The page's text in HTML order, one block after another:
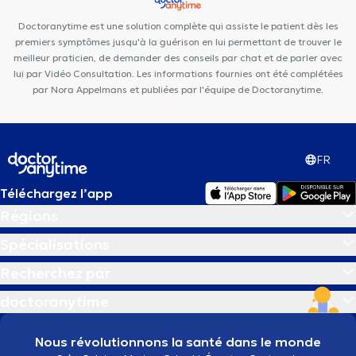
Doctoranytime est une solution complète qui assiste le patient dès les
premiers symptômes jusqu'à la guérison en lui permettant de trouver le
meilleur praticien, de demander des conseils par chat et de parler avec
lui par Vidéo Consultation. Les informations fournies ont été complétées
par Nora Appelmans et publiées par l'équipe de Doctoranytime.
FR
Téléchargez l’app
Nous révolutionnons la santé dans le monde